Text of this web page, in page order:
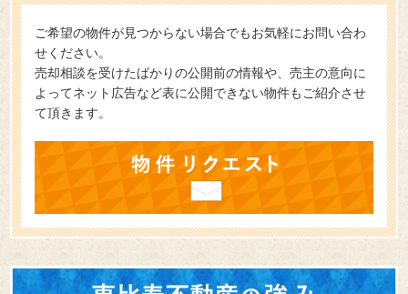
ご希望の物件が見つからない場合でもお気軽にお問い合わ
せください。
売却相談を受けたばかりの公開前の情報や、売主の意向に
よってネット広告など表に公開できない物件もご紹介させ
て頂きます。